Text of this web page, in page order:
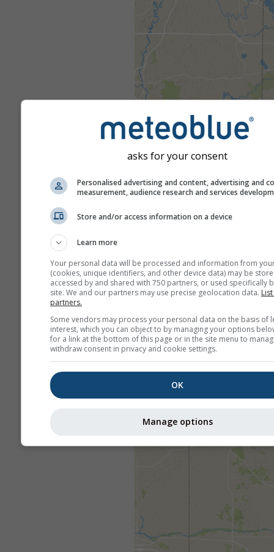
asks for your consent
Personalised advertising and content, advertising and
measurement, audience research and services
Store and/or access information on a device
Learn more
Your personal data will be processed and information from
(cookies, unique identifiers, and other device data) may be
accessed by and shared with 750 partners, or used specifically
site. We and our partners may use precise geolocation data.
partners.
Some vendors may process your personal data on the basis of
interest, which you can object to by managing your options
for a link at the bottom of this page or in the site menu to
withdraw consent in privacy and cookie settings.
OK
Manage options